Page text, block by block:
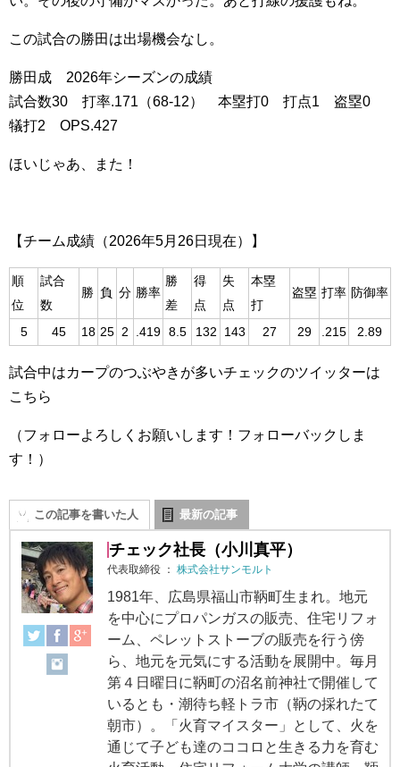
この試合の勝田は出場機会なし。
勝田成 2026年シーズンの成績
試合数30 打率.171（68-12） 本塁打0 打点1 盗塁0
犠打2 OPS.427
ほいじゃあ、また！
【チーム成績（2026年5月26日現在）】
順
位
試合
数
勝 負 分 勝率
勝
差
得
点
失
点
本塁
打
盗塁 打率 防御率
5 45 18 25 2 .419 8.5 132 143 27 29 .215 2.89
試合中はカープのつぶやきが多いチェックのツイッターは
こちら
（フォローよろしくお願いします！フォローバックしま
す！）
この記事を書いた人 最新の記事
チェック社長（小川真平）
代表取締役 ： 株式会社サンモルト
1981年、広島県福山市鞆町生まれ。地元
を中心にプロパンガスの販売、住宅リフォ
ーム、ペレットストーブの販売を行う傍
ら、地元を元気にする活動を展開中。毎月
第４日曜日に鞆町の沼名前神社で開催して
いるとも・潮待ち軽トラ市（鞆の採れたて
朝市）。「火育マイスター」として、火を
通じて子ども達のココロと生きる力を育む